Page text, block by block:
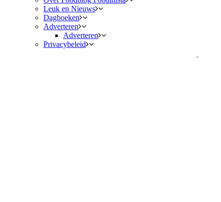
Leuk en Nieuws
Dagboeken
Adverteren
Adverteren
Privacybeleid